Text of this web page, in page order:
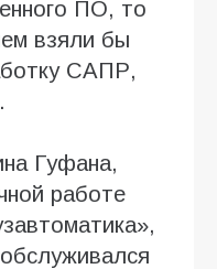
ПО, то
взяли бы
САПР,
Гуфана,
работе